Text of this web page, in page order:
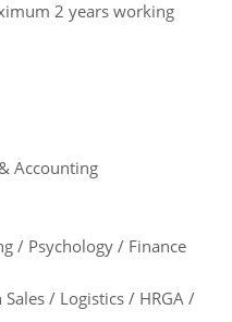
2 years working
Accounting
/ Psychology / Finance
/ Logistics / HRGA /